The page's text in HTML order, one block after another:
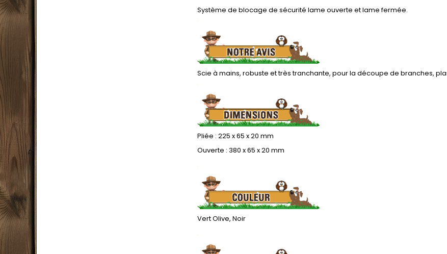
Système de blocage de sécurité lame ouverte et lame fermée.
.
Scie à mains, robuste et très tranchante, pour la découpe de branches,
.
Pliée : 225 x 65 x 20 mm
Ouverte : 380 x 65 x 20 mm
.
Vert Olive, Noir
.